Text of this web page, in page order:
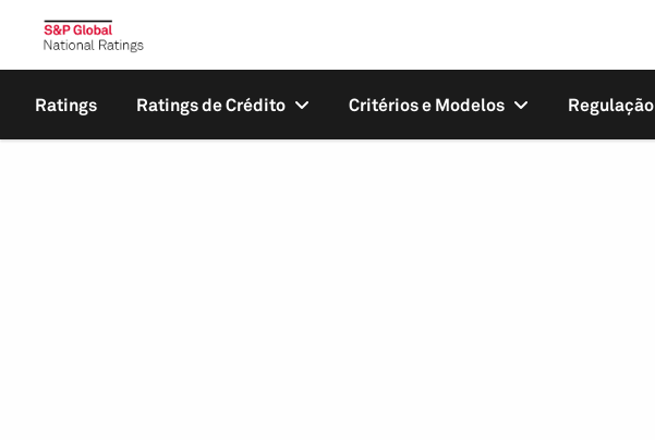
Ratings Ratings de Crédito Critérios e Modelos Regulação